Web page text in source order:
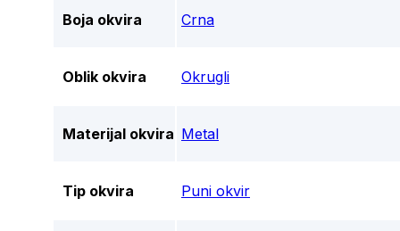
Boja okvira Crna
Oblik okvira Okrugli
Materijal okvira Metal
Tip okvira Puni okvir